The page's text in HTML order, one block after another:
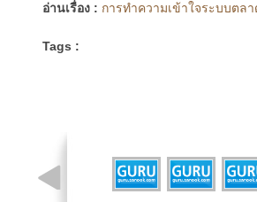
อ่านเรื่อง : การทำความเข้าใจระบบตล
Tags :